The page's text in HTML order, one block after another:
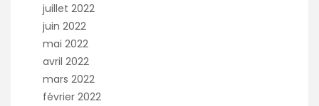
juillet 2022
juin 2022
mai 2022
avril 2022
mars 2022
février 2022